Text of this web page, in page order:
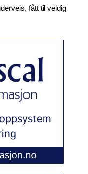
fått til veldig